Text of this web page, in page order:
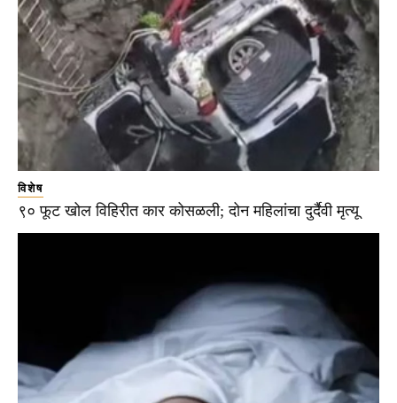
विशेष
९० फूट खोल विहिरीत कार कोसळली; दोन महिलांचा दुर्दैवी मृत्यू